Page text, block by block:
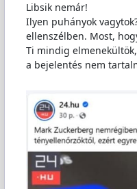
Libsik nemár!
Ilyen puhányok
ellenszélben. Most,
Ti mindig
a bejelentés nem